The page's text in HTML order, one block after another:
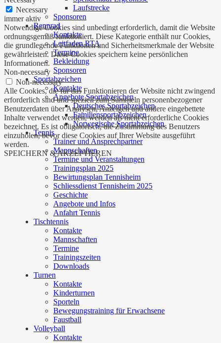
Laufstrecke
Sponsoren
Rennrad
Kontakte
Leitfaden RTA
Termine
Bekleidung
Sponsoren
Sportabzeichen
Kontakte
Angebote Sportabzeichen
Deutsches Sportabzeichen
Familiensportabzeichen
Norwegische Sportabzeichen
Tennis
Trainer und Ansprechpartner
Mannschaften
Termine und Veranstaltungen
Trainingsplan 2025
Bewirtungsplan Tennisheim
Schliessdienst Tennisheim 2025
Geschichte
Angebote und Infos
Anfahrt Tennis
Tischtennis
Kontakte
Mannschaften
Termine
Trainingszeiten
Downloads
Turnen
Kontakte
Kinderturnen
Sporteln
Bewegungstraining für Erwachsene
Faustball
Volleyball
Kontakte
Necessary
immer aktiv
Notwendige Cookies sind unbedingt erforderlich, damit die Website
ordnungsgemäß funktioniert. Diese Kategorie enthält nur Cookies,
die grundlegende Funktionen und Sicherheitsmerkmale der Website
gewährleisten. Diese Cookies speichern keine persönlichen
Informationen.
Non-necessary
Non-necessary
Alle Cookies, die für das Funktionieren der Website nicht zwingend
erforderlich sind und speziell zum Sammeln personenbezogener
Benutzerdaten über Analysen, Anzeigen und andere eingebettete
Inhalte verwendet werden, werden als nicht erforderliche Cookies
bezeichnet. Es ist obligatorisch, die Zustimmung des Benutzers
einzuholen, bevor diese Cookies auf Ihrer Website ausgeführt
werden.
SPEICHERN & AKZEPTIEREN